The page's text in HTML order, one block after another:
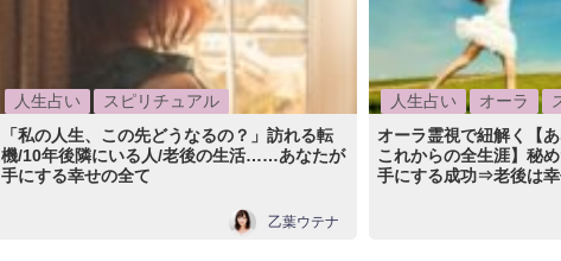
人生占い
スピリチュアル
「私の人生、この先どうなるの？」訪れる転
機/10年後隣にいる人/老後の生活……あなたが
手にする幸せの全て
乙葉ウテナ
人生占い オーラ
オーラ霊視で紐解く【
これからの全生涯】秘
手にする成功⇒老後は幸